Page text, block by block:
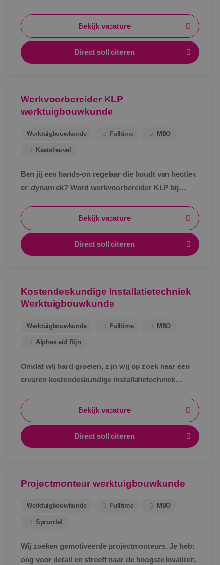
zichtbaar resultaat en korte lijnen.
Bekijk vacature
Direct solliciteren
Werkvoorbereider KLP
werktuigbouwkunde
Werktuigbouwkunde Fulltime MBO
Kaatsheuvel
Ben jij een hands-on regelaar die houdt van hectiek
en dynamiek? Word werkvoorbereider KLP bij
Bekijk vacature
Direct solliciteren
Kostendeskundige Installatietechniek
Werktuigbouwkunde
Werktuigbouwkunde Fulltime MBO
Alphen a/d Rijn
Omdat wij hard groeien, zijn wij op zoek naar een
ervaren kostendeskundige installatietechniek
Bekijk vacature
Direct solliciteren
Projectmonteur werktuigbouwkunde
Werktuigbouwkunde Fulltime MBO
Sprundel
Wij zoeken gemotiveerde projectmonteurs. Je hebt
oog voor detail en streeft naar de hoogste kwaliteit.